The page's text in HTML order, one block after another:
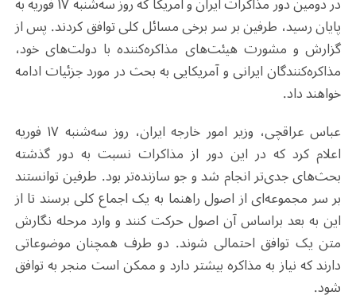
پایان رسید، طرفین بر سر برخی مسائل کلی توافق کردند. پس از
گزارش و مشورت هیئت‌های مذاکره‌کننده با دولت‌های خود،
مذاکره‌کنندگان ایرانی و آمریکایی به بحث در مورد جزئیات ادامه
خواهند داد.
عباس عراقچی، وزیر امور خارجه ایران، روز سه‌شنبه ۱۷ فوریه
اعلام کرد که در این دور از مذاکرات نسبت به دور گذشته
بحث‌های جدی‌تر انجام شد و جو سازنده‌تر بود. طرفین توانستند
بر سر مجموعه‌ای از اصول راهنما به یک اجماع کلی برسند تا از
این به بعد براساس آن اصول حرکت کنند و وارد مرحله نگارش
متن یک توافق احتمالی شوند. دو طرف همچنان موضوعاتی
دارند که نیاز به مذاکره بیشتر دارد و ممکن است منجر به توافق
شود.